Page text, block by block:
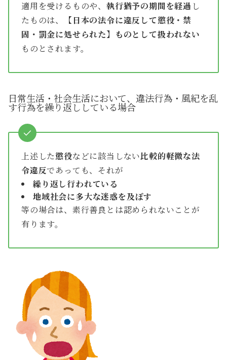
適用を受けるものや、 執行猶予の期間を経過 し
たものは、
【日本の法令に違反して懲役・禁
固・罰金に処せられた】ものとして扱われない
ものとされます。
日常生活・社会生活において、違法行為・風紀を乱
す行為を繰り返ししている場合
上述した懲役などに該当しない比較的軽微な法
令違反であっても、それが
繰り返し行われている
地域社会に多大な迷惑を及ぼす
等の場合は、素行善良とは認められないことが
有ります。